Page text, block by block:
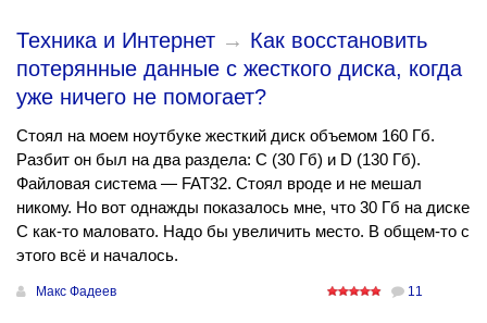
Техника и Интернет → Как восстановить
потерянные данные с жесткого диска, когда
уже ничего не помогает?
Стоял на моем ноутбуке жесткий диск объемом 160 Гб.
Разбит он был на два раздела: С (30 Гб) и D (130 Гб).
Файловая система — FAT32. Стоял вроде и не мешал
никому. Но вот однажды показалось мне, что 30 Гб на диске
C как-то маловато. Надо бы увеличить место. В общем-то с
этого всё и началось.
Макс Фадеев 11